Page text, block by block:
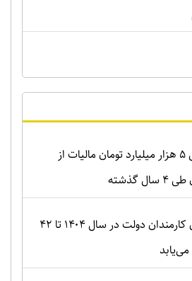
وصول ۵ هزار میلیارد تومان مالیات از
گذشته
حقوق کارمندان دولت در سال ۱۴۰۴ تا ۴۲